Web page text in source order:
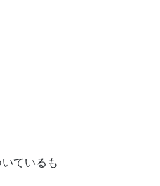
ているも